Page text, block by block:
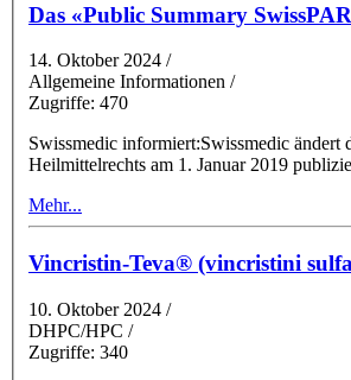
Das «Public Summary
14. Oktober 2024 /
Allgemeine Informationen /
Zugriffe: 470
Swissmedic informiert:Swissmedic ändert den
Heilmittelrechts am 1. Januar 2019 publizie
Mehr...
Vincristin-Teva® (vincristini
10. Oktober 2024 /
DHPC/HPC /
Zugriffe: 340